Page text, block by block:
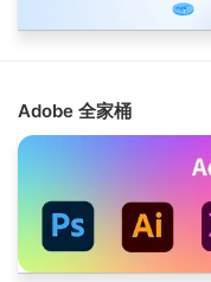
Adobe 全家桶